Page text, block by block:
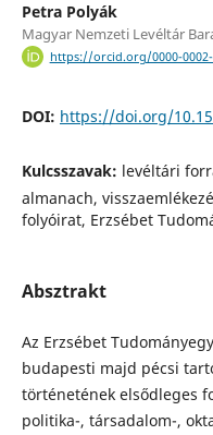
Petra Polyák
Magyar Nemzeti Levéltár
https://orcid.org/0000-0002-
DOI: https://doi.org/
Kulcsszavak: levéltári
almanach,
folyóirat, Erzsébet
Absztrakt
Az Erzsébet
budapesti majd pécsi
történetének elsődleges
politika-, társadalom-,